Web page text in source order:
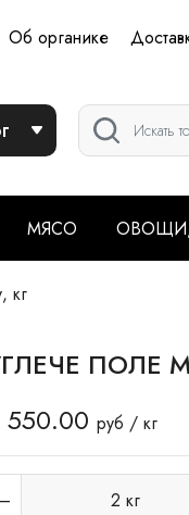
Об органике
МЯСО ОВОЩИ,
кг
ПОЛЕ
550.00 руб / кг
2 кг